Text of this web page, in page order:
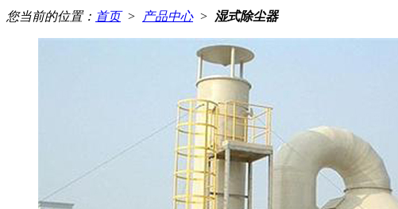
您当前的位置： 首页> 产品中心> 湿式除尘器